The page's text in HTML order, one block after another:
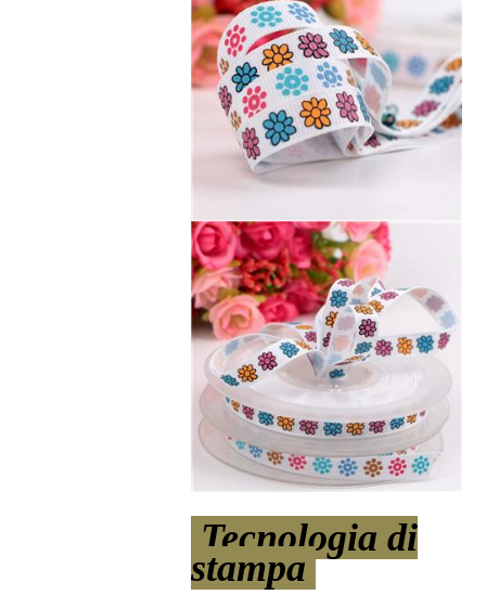
Tecnologia di
stampa